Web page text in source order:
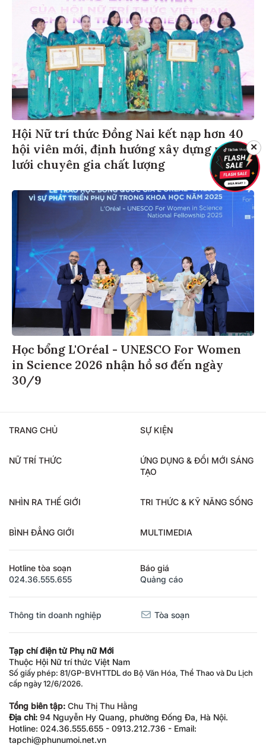
Hội Nữ trí thức Đồng Nai kết nạp hơn 40
hội viên mới, định hướng xây dựng mạng
lưới chuyên gia chất lượng
Học bổng L'Oréal - UNESCO For Women
in Science 2026 nhận hồ sơ đến ngày
30/9
TRANG CHỦ SỰ KIỆN
NỮ TRÍ THỨC
ỨNG DỤNG & ĐỔI MỚI SÁNG
TẠO
NHÌN RA THẾ GIỚI TRI THỨC & KỸ NĂNG SỐNG
BÌNH ĐẲNG GIỚI MULTIMEDIA
Hotline tòa soạn
024.36.555.655
Báo giá
Quảng cáo
Thông tin doanh nghiệp Tòa soạn
Tạp chí điện tử Phụ nữ Mới
Thuộc Hội Nữ trí thức Việt Nam
Số giấy phép: 81/GP-BVHTTDL do Bộ Văn Hóa, Thể Thao và Du Lịch
cấp ngày 12/6/2026.
Tổng biên tập: Chu Thị Thu Hằng
Địa chỉ: 94 Nguyễn Hy Quang, phường Đống Đa, Hà Nội.
Hotline: 024.36.555.655 - 0913.212.736 - Email:
tapchi@phunumoi.net.vn
✕